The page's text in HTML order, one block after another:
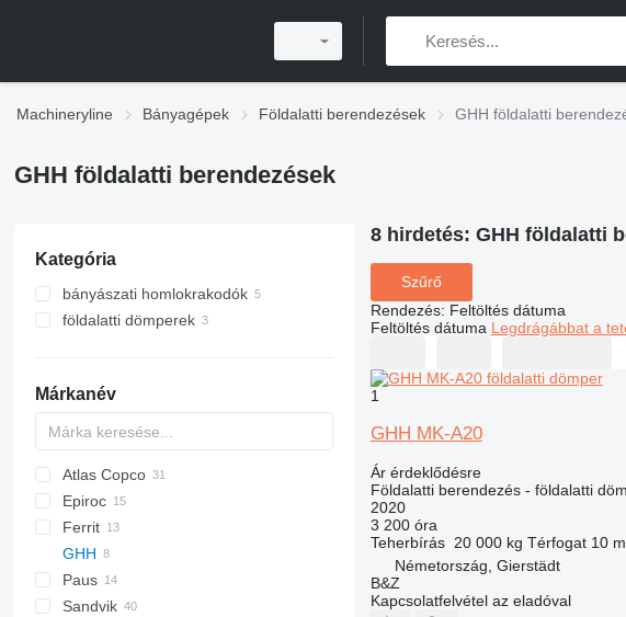
Machineryline Bányagépek Földalatti berendezések GHH földalatti
GHH földalatti berendezések
Kategória
bányászati homlokrakodók
földalatti dömperek
Márkanév
AL
Atlas Copco
L2C
160
321
730
992
BTS
Epiroc
Boomer
Ferrit
BT
DLPA
DLZ
GHH
R-series
MST
Paus
Sandvik
8 hirdetés: GHH földalatti
Szűrő
Rendezés: Feltöltés dátuma
Feltöltés dátuma Legdrágábbat a
1
GHH MK-A20
Ár érdeklődésre
Földalatti berendezés - földalatti
2020
3 200 óra
Teherbírás 20 000 kg Térfogat 10
Németország, Gierstädt
B&Z
Kapcsolatfelvétel az eladóval